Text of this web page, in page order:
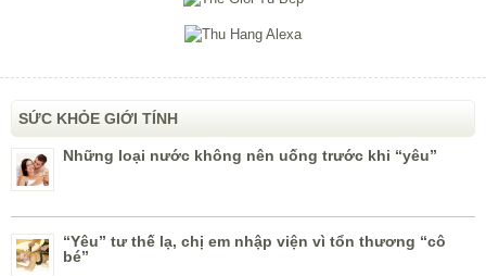
SỨC KHỎE GIỚI TÍNH
Những loại nước không nên uống trước khi “yêu”
“Yêu” tư thế lạ, chị em nhập viện vì tổn thương “cô
bé”